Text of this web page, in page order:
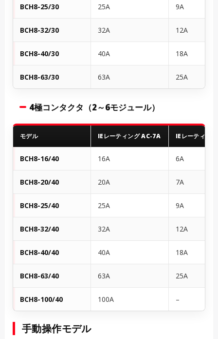
BCH8-25/30 25A 9A
BCH8-32/30 32A 12A
BCH8-40/30 40A 18A
BCH8-63/30 63A 25A
4極コンタクタ（2～6モジュール）
モデル IEレーティング AC-7A IEレーティン
BCH8-16/40 16A 6A
BCH8-20/40 20A 7A
BCH8-25/40 25A 9A
BCH8-32/40 32A 12A
BCH8-40/40 40A 18A
BCH8-63/40 63A 25A
BCH8-100/40 100A –
手動操作モデル